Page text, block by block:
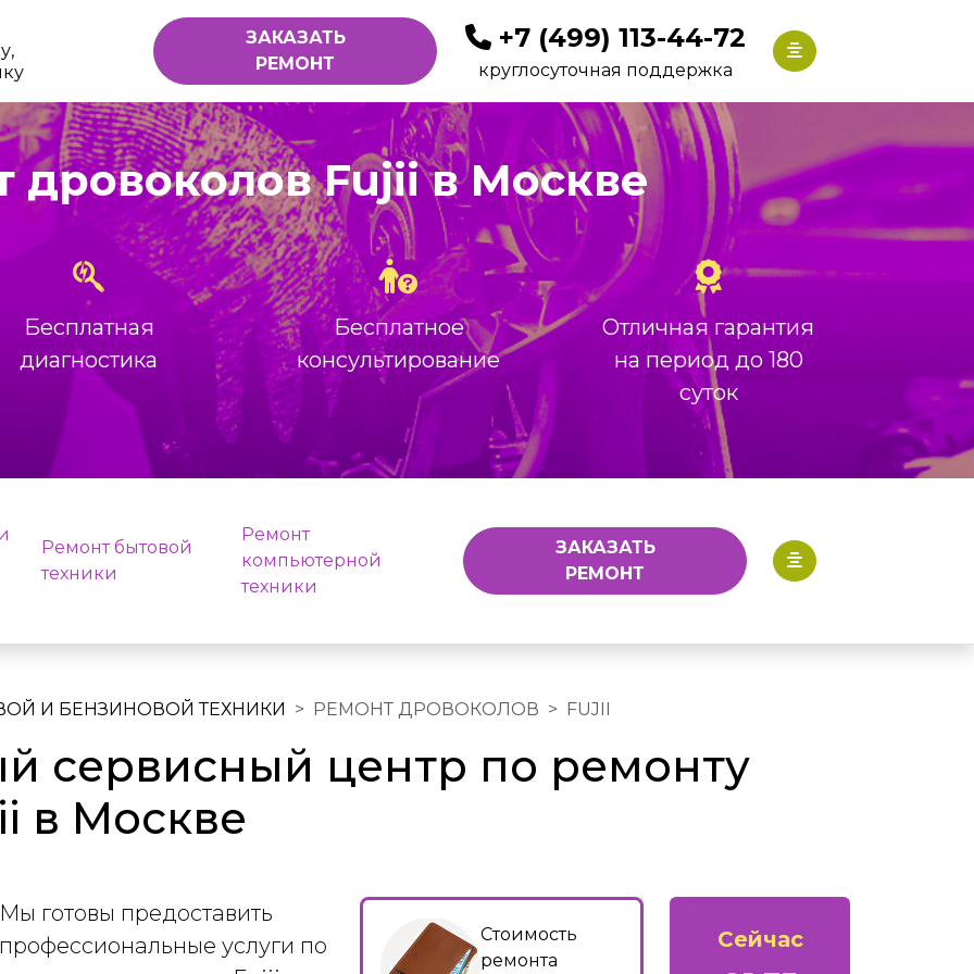
ЗАКАЗАТЬ
РЕМОНТ
+7 (499) 113-44-72
круглосуточная поддержка
дровоколов Fujii в Москве
Бесплатная
диагностика
Бесплатное
консультирование
Отличная гарантия
на период до 180
суток
Ремонт бытовой
техники
Ремонт
компьютерной
техники
ЗАКАЗАТЬ
РЕМОНТ
И БЕНЗИНОВОЙ ТЕХНИКИ РЕМОНТ ДРОВОКОЛОВ FUJII
сервисный центр по ремонту
в Москве
готовы предоставить
услуги по
Стоимость
ремонта
Сейчас